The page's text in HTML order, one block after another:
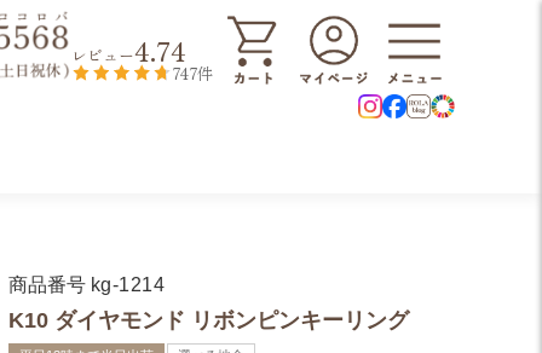
レビュー4.74
747件
商品番号 kg-1214
K10 ダイヤモンド リボンピンキーリング